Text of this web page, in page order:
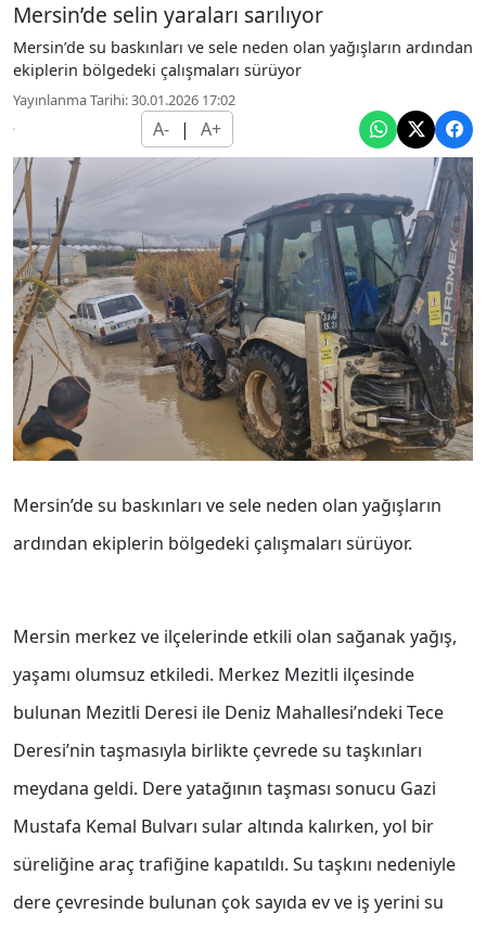
Mersin’de selin yaraları sarılıyor
Mersin’de su baskınları ve sele neden olan yağışların ardından
ekiplerin bölgedeki çalışmaları sürüyor
Yayınlanma Tarihi: 30.01.2026 17:02
A- | A+
Mersin’de su baskınları ve sele neden olan yağışların
ardından ekiplerin bölgedeki çalışmaları sürüyor.
Mersin merkez ve ilçelerinde etkili olan sağanak yağış,
yaşamı olumsuz etkiledi. Merkez Mezitli ilçesinde
bulunan Mezitli Deresi ile Deniz Mahallesi’ndeki Tece
Deresi’nin taşmasıyla birlikte çevrede su taşkınları
meydana geldi. Dere yatağının taşması sonucu Gazi
Mustafa Kemal Bulvarı sular altında kalırken, yol bir
süreliğine araç trafiğine kapatıldı. Su taşkını nedeniyle
dere çevresinde bulunan çok sayıda ev ve iş yerini su